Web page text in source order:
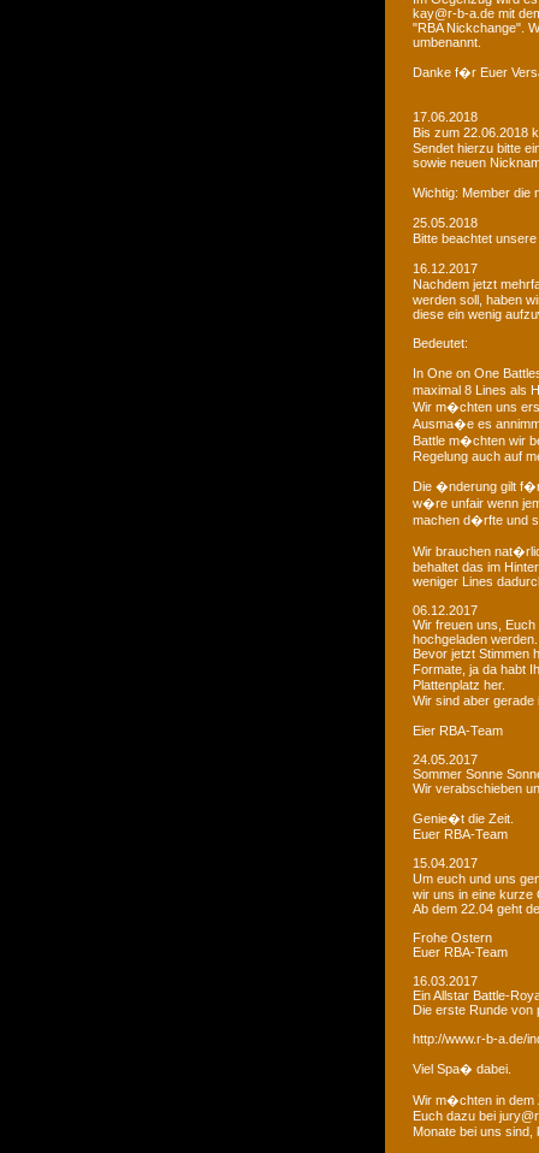
kay@r-b-a.de mit
"RBA Nickchange".
umbenannt.
Danke f�r Euer
17.06.2018
Bis zum 22.06.2018
Sendet hierzu bitte
sowie neuen
Wichtig: Member
25.05.2018
Bitte beachtet
16.12.2017
Nachdem jetzt
werden soll, haben
diese ein wenig
Bedeutet:
In One on One
maximal 8 Lines als
Wir m�chten uns
Ausma�e es
Battle m�chten wir
Regelung auch auf
Die �nderung gilt f�r
w�re unfair wenn
machen d�rfte und
Wir brauchen
behaltet das im
weniger Lines
06.12.2017
Wir freuen uns,
hochgeladen werden.
Bevor jetzt Stimmen
Formate, ja da habt
Plattenplatz her.
Wir sind aber
Eier RBA-Team
24.05.2017
Sommer Sonne
Wir verabschieben
Genie�t die Zeit.
Euer RBA-Team
15.04.2017
Um euch und uns
wir uns in eine kurze
Ab dem 22.04 geht
Frohe Ostern
Euer RBA-Team
16.03.2017
Ein Allstar Battle-
Die erste Runde von
http://www.r-b-a.de/
Viel Spa� dabei.
Wir m�chten in dem
Euch dazu bei
Monate bei uns